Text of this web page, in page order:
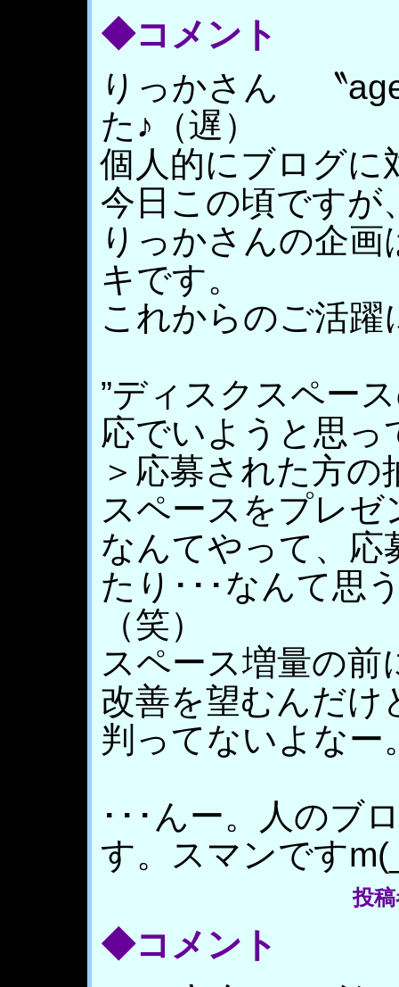
◆コメント
りっかさん 〝
た♪（遅）
個人的にブログに
今日この頃ですが
りっかさんの企
キです。
これからのご活躍
”ディスクスペー
応でいようと思
＞応募された方
スペースをプレゼ
なんてやって、応
たり･･･なんて思
（笑）
スペース増量の前
改善を望むんだけ
判ってないよなー
･･･んー。人のブ
す。スマンです
投
◆コメント